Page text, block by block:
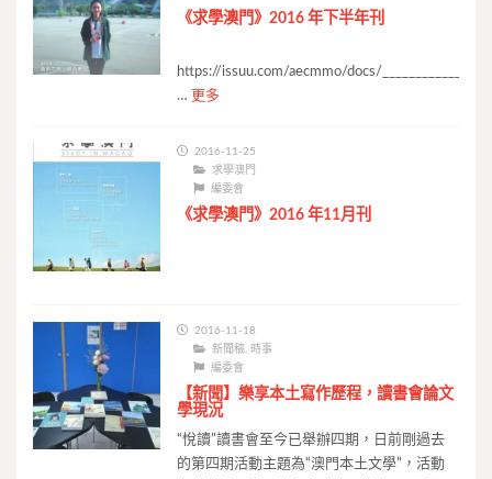
《求學澳門》2016 年下半年刊
https://issuu.com/aecmmo/docs/
… 更多
2016-11-25
求學澳門
編委會
《求學澳門》2016 年11月刊
2016-11-18
新聞稿 時事
編委會
【新聞】樂享本土寫作歷程，讀書會論文
學現況
“悅讀”讀書會至今已舉辦四期，日前剛過去
的第四期活動主題為“澳門本土文學”，活動